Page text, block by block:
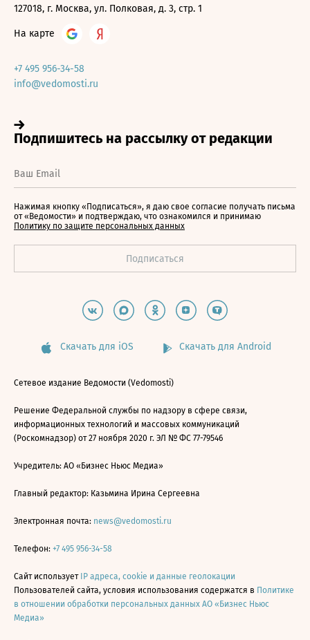
127018, г. Москва, ул. Полковая, д. 3, стр. 1
На карте
+7 495 956-34-58
info@vedomosti.ru
Нажимая кнопку «Подписаться», я даю свое согласие получать письма
от «Ведомости» и подтверждаю, что ознакомился и принимаю
Политику по защите персональных данных
Скачать для iOS Скачать для Android
Сетевое издание Ведомости (Vedomosti)
Решение Федеральной службы по надзору в сфере связи,
информационных технологий и массовых коммуникаций
(Роскомнадзор) от 27 ноября 2020 г. ЭЛ № ФС 77-79546
Учредитель: АО «Бизнес Ньюс Медиа»
Главный редактор: Казьмина Ирина Сергеевна
Электронная почта: news@vedomosti.ru
Телефон: +7 495 956-34-58
Сайт использует IP адреса, cookie и данные геолокации
Пользователей сайта, условия использования содержатся в Политике
в отношении обработки персональных данных АО «Бизнес Ньюс
Медиа»